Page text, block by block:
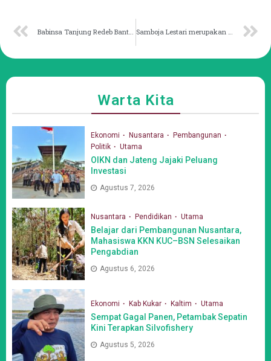
Babinsa Tanjung Redeb Bantu Salurkan Bantuan Korban Banjir Samboja Lestari merupakan Bagian Rimba Kota IKN
Warta Kita
Ekonomi Nusantara
Pembangunan
Politik
Utama
OIKN dan Jateng Jajaki Peluang
Investasi
Agustus 7, 2026
Nusantara Pendidikan Utama
Belajar dari Pembangunan Nusantara,
Mahasiswa KKN KUC–BSN Selesaikan
Pengabdian
Agustus 6, 2026
Ekonomi Kab Kukar Kaltim Utama
Sempat Gagal Panen, Petambak Sepatin
Kini Terapkan Silvofishery
Agustus 5, 2026